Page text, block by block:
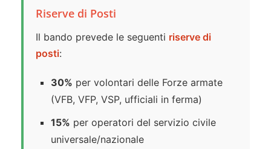
Riserve di Posti
Il bando prevede le seguenti riserve di
posti:
30% per volontari delle Forze armate
(VFB, VFP, VSP, ufficiali in ferma)
15% per operatori del servizio civile
universale/nazionale